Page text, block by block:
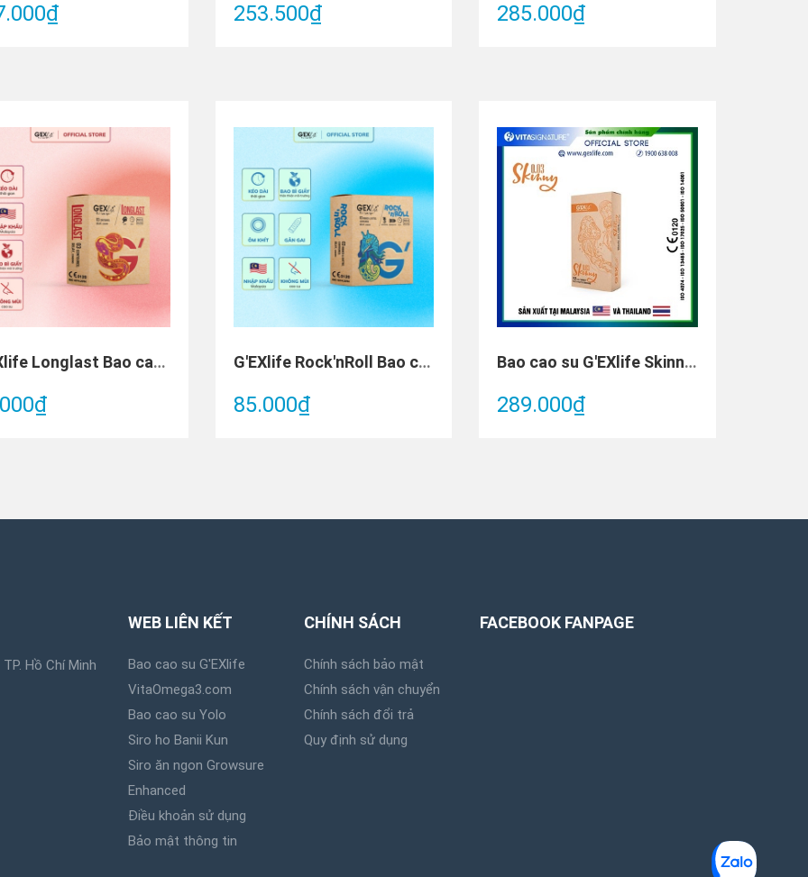
253.500₫ 285.000₫
G'EXlife Longlast Bao cao su (Hộp 3 cái) G'EXlife Rock'nRoll Bao cao su (Hộp 3 cái)
85.000₫
Bao cao su G'EXlife Skinny (Hộp 12 cái)
289.000₫
Hồ Chí Minh
WEB LIÊN KẾT
Bao cao su G'EXlife
VitaOmega3.com
Bao cao su Yolo
Siro ho Banii Kun
Siro ăn ngon Growsure
Enhanced
Điều khoản sử dụng
Bảo mật thông tin
CHÍNH SÁCH
Chính sách bảo mật
Chính sách vận chuyển
Chính sách đổi trả
Quy định sử dụng
FACEBOOK FANPAGE